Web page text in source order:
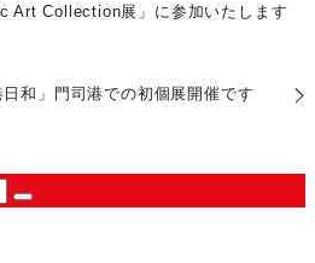
Art Collection展」に参加いたします
日和」門司港での初個展開催です